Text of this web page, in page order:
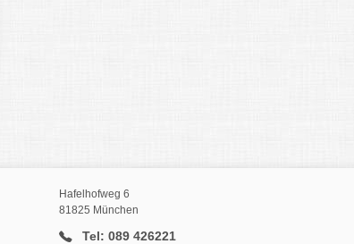
Hafelhofweg 6
81825 München
Tel: 089 426221